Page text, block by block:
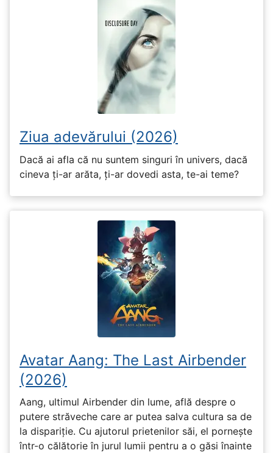
Ziua adevărului (2026)
Dacă ai afla că nu suntem singuri în univers, dacă
cineva ți-ar arăta, ți-ar dovedi asta, te-ai teme?
Avatar Aang: The Last Airbender
(2026)
Aang, ultimul Airbender din lume, află despre o
putere străveche care ar putea salva cultura sa de
la dispariție. Cu ajutorul prietenilor săi, el pornește
într-o călătorie în jurul lumii pentru a o găsi înainte